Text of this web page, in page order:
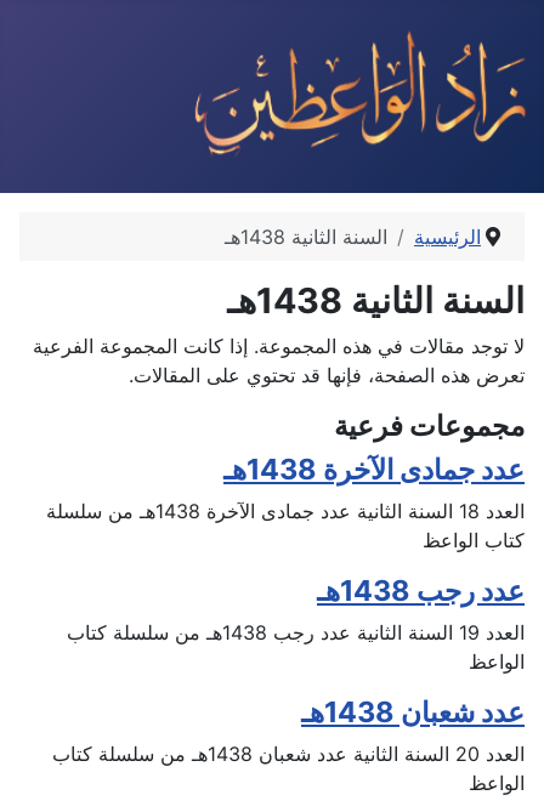
الرئيسية السنة الثانية 1438هـ
السنة الثانية 1438هـ
لا توجد مقالات في هذه المجموعة. إذا كانت المجموعة الفرعية
تعرض هذه الصفحة، فإنها قد تحتوي على المقالات.
مجموعات فرعية
عدد جمادى الآخرة 1438هـ
العدد 18 السنة الثانية عدد جمادى الآخرة 1438هـ من سلسلة
كتاب الواعظ
عدد رجب 1438هـ
العدد 19 السنة الثانية عدد رجب 1438هـ من سلسلة كتاب
الواعظ
عدد شعبان 1438هـ
العدد 20 السنة الثانية عدد شعبان 1438هـ من سلسلة كتاب
الواعظ